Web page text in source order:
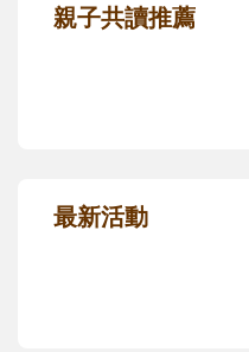
親子共讀推薦
最新活動